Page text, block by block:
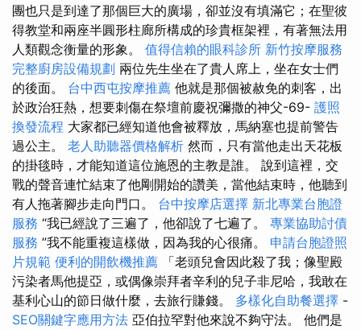
團也只是到達了那個巨大的廣場，卻並沒有填滿它；在聖彼
得教堂和兩座半圓形柱廊所構成的珍貴框架裡，有著無法用
人類觀念衡量的形象。 值得信賴的眼科診所 新竹按摩服務
完整廚房設備規劃 兩位先生坐在了貴人席上，坐在女士們
的後面。 台中西屯按摩推薦 他就是那個被赦免的刺客，出
於政治狂熱，想要刺傷在祭壇前慶祝彌撒的神父-69- 護照
換發流程 大家都已經知道他會被釋放，馬納塞也提前警告
過公主。 老人助聽器價格解析 然而，只有當他走出天花板
的掛毯時，才能知道這位施恩的主教是誰。 說到這裡，交
戰的聲音連忙結束了他剛開始的讚美，當他結束時，他聽到
有人拖著腳步走向門口。 台中按摩店選擇 新北專業台胞證
服務 “我已經說了三遍了，他卻說了七遍了。 專業協助討債
服務 ”我不能重複這樣做，因為我的心很痛。 申請台胞證照
片規範 便利的開飲機推薦 「老頭兒會因此殺了我；像聖殿
污染者馬他提亞，或偶像崇拜者辛利的兒子非尼哈，我敢在
基利心山的節日做什麼，去旅行賺錢。 多樣化自助餐選擇 -
SEO關鍵字應用方法 亞伯拉罕對他來說不夠守法。 他們是